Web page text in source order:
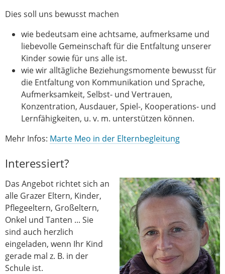
Dies soll uns bewusst machen
wie bedeutsam eine achtsame, aufmerksame und
liebevolle Gemeinschaft für die Entfaltung unserer
Kinder sowie für uns alle ist.
wie wir alltägliche Beziehungsmomente bewusst für
die Entfaltung von Kommunikation und Sprache,
Aufmerksamkeit, Selbst- und Vertrauen,
Konzentration, Ausdauer, Spiel-, Kooperations- und
Lernfähigkeiten, u. v. m. unterstützen können.
Mehr Infos: Marte Meo in der Elternbegleitung
Interessiert?
Das Angebot richtet sich an
alle Grazer Eltern, Kinder,
Pflegeeltern, Großeltern,
Onkel und Tanten ... Sie
sind auch herzlich
eingeladen, wenn Ihr Kind
gerade mal z. B. in der
Schule ist.